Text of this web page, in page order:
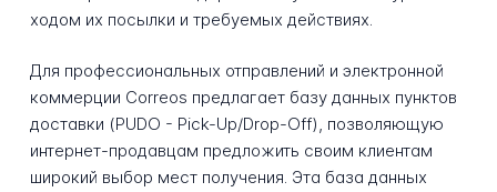
ходом их посылки и требуемых действиях.
Для профессиональных отправлений и электронной
коммерции Correos предлагает базу данных пунктов
доставки (PUDO - Pick-Up/Drop-Off), позволяющую
интернет-продавцам предложить своим клиентам
широкий выбор мест получения. Эта база данных